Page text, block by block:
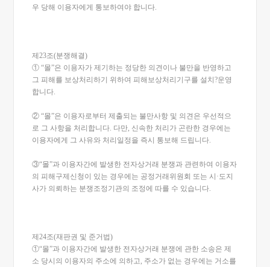
우 당해 이용자에게 통보하여야 합니다.
제23조(분쟁해결)
① “몰”은 이용자가 제기하는 정당한 의견이나 불만을 반영하고
그 피해를 보상처리하기 위하여 피해보상처리기구를 설치?운영
합니다.
② “몰”은 이용자로부터 제출되는 불만사항 및 의견은 우선적으
로 그 사항을 처리합니다. 다만, 신속한 처리가 곤란한 경우에는
이용자에게 그 사유와 처리일정을 즉시 통보해 드립니다.
③“몰”과 이용자간에 발생한 전자상거래 분쟁과 관련하여 이용자
의 피해구제신청이 있는 경우에는 공정거래위원회 또는 시·도지
사가 의뢰하는 분쟁조정기관의 조정에 따를 수 있습니다.
제24조(재판권 및 준거법)
①“몰”과 이용자간에 발생한 전자상거래 분쟁에 관한 소송은 제
소 당시의 이용자의 주소에 의하고, 주소가 없는 경우에는 거소를